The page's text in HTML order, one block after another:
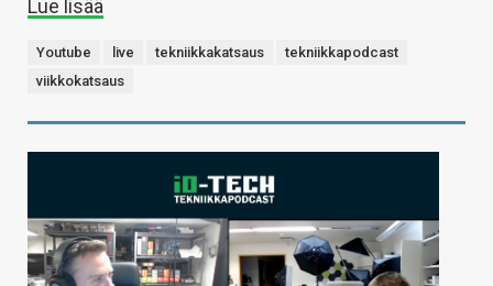
Lue lisää
Youtube live tekniikkakatsaus
tekniikkapodcast
viikkokatsaus